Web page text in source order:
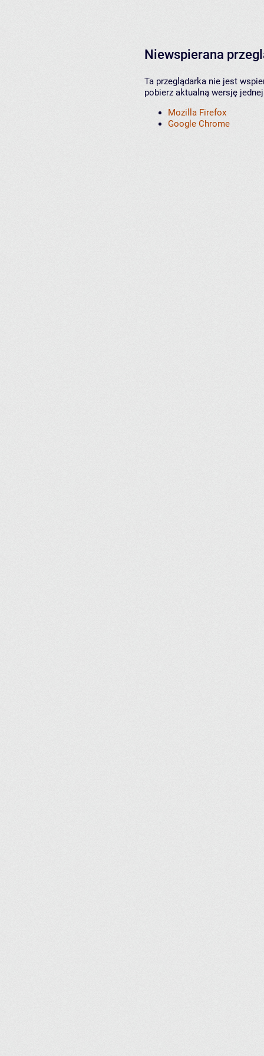
Niewspierana
Ta przeglądarka nie jest
pobierz aktualną wersję
Mozilla Firefox
Google Chrome